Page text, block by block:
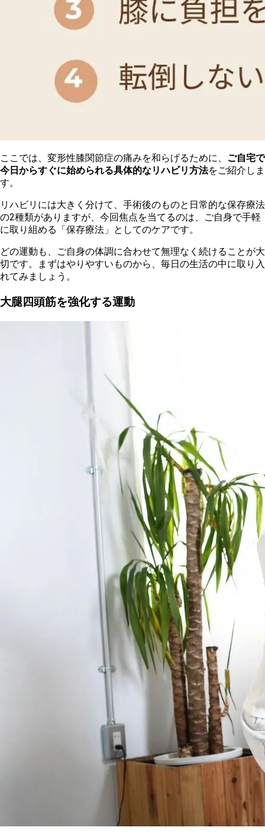
ここでは、変形性膝関節症の痛みを和らげるために、 ご自宅で
今日からすぐに始められる具体的なリハビリ方法をご紹介しま
す。
リハビリには大きく分けて、手術後のものと日常的な保存療法
の2種類がありますが、今回焦点を当てるのは、ご自身で手軽
に取り組める「保存療法」としてのケアです。
どの運動も、ご自身の体調に合わせて無理なく続けることが大
切です。まずはやりやすいものから、毎日の生活の中に取り入
れてみましょう。
大腿四頭筋を強化する運動